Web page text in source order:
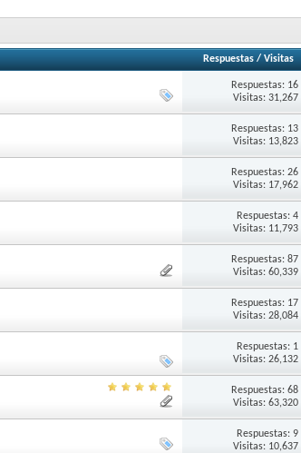
Respuestas /Visitas
Respuestas: 16
Visitas: 31,267
Respuestas: 13
Visitas: 13,823
Respuestas: 26
Visitas: 17,962
Respuestas: 4
Visitas: 11,793
Respuestas: 87
Visitas: 60,339
Respuestas: 17
Visitas: 28,084
Respuestas: 1
Visitas: 26,132
Respuestas: 68
Visitas: 63,320
Respuestas: 9
Visitas: 10,637